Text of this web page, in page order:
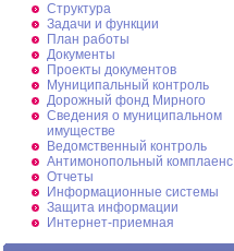
Структура
Задачи и функции
План работы
Документы
Проекты документов
Муниципальный контроль
Дорожный фонд Мирного
Cведения о муниципальном
имуществе
Ведомственный контроль
Антимонопольный комплаенс
Отчеты
Информационные системы
Защита информации
Интернет-приемная